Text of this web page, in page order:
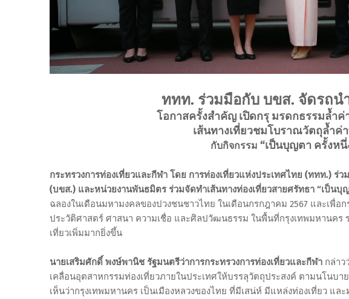
ททท. ร่วมมือกับ บขส. จัดรถน
โอกาสครั้งสำคัญ เปิดกรุ มรดกธรรมล้ำ
เส้นทางเที่ยวชมโบราณวัตถุล้ำค่
กับกิจกรรม “เป็นบุญตา ครั้งห
กระทรวงการท่องเที่ยวและกีฬา โดย การท่องเที่ยวแห่งประเทศไทย (ททท.)
(บขส.) และหน่วยงานพันธมิตร ร่วมจัดทำเส้นทางท่องเที่ยวสายศรัทธา “เป็นบุ
ฉลองในเดือนมหามงคลของปวงชนชาวไทย ในเดือนกรกฎาคม 2567 และเพื่อก
ประวัติศาสตร์ ศาสนา ความเชื่อ และศิลปวัฒนธรรม ในพื้นที่กรุงเทพมหานคร ร
เที่ยวเพิ่มมากยิ่งขึ้น
นายเสริมศักดิ์ พงษ์พานิช รัฐมนตรีว่าการกระทรวงการท่องเที่ยวและกีฬา กล่าว
เคลื่อนอุตสาหกรรมท่องเที่ยวภายในประเทศให้บรรลุวัตถุประสงค์ ตามนโนบา
เห็นว่ากรุงเทพมหานคร เป็นเมืองหลวงของไทย ที่มีเสน่ห์ มีแหล่งท่องเที่ยว แล